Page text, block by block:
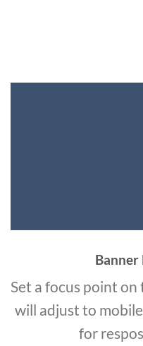
Banner
Set a focus point
will adjust to
for